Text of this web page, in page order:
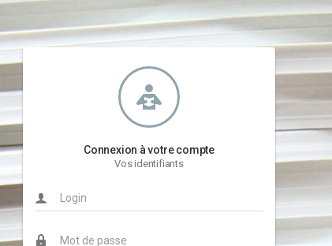
Connexion à votre compte
Vos identifiants